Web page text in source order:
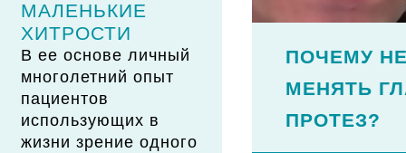
МАЛЕНЬКИЕ
ХИТРОСТИ
В ее основе личный
многолетний опыт
пациентов
использующих в
жизни зрение одного
ПОЧЕМУ
МЕНЯТЬ
ПРОТЕЗ?